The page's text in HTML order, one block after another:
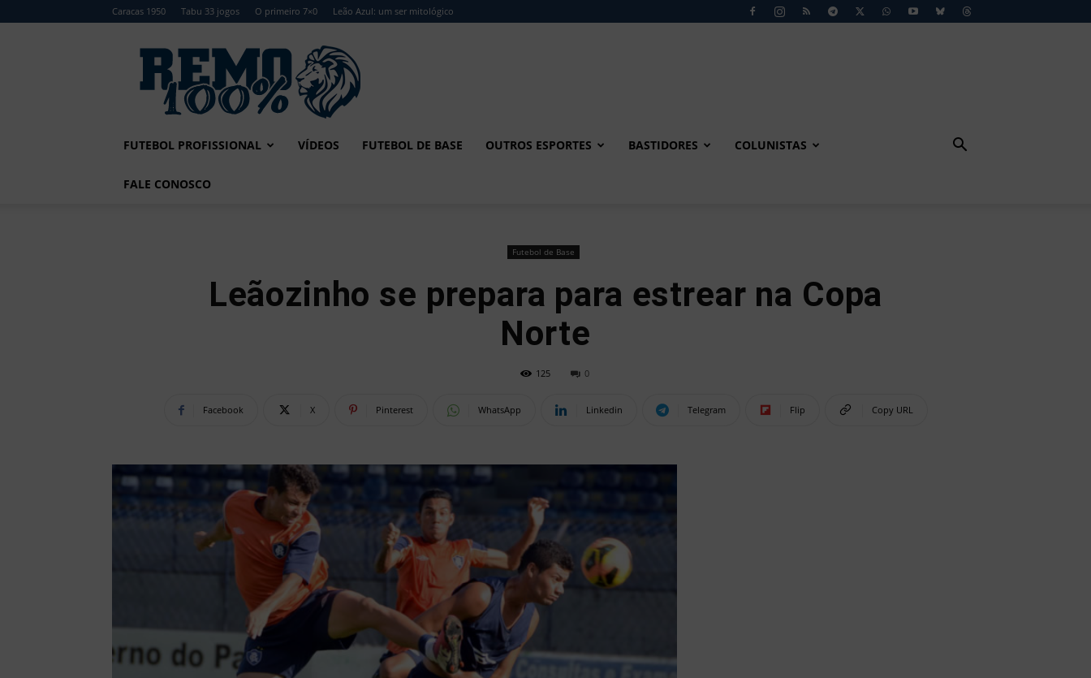
Caracas 1950 Tabu 33 jogos O primeiro 7×0 Leão Azul: um ser mitológico
Remo
FUTEBOL PROFISSIONAL VÍDEOS FUTEBOL DE BASE OUTROS ESPORTES BASTIDORES COLUNISTAS
FALE CONOSCO
Futebol de Base
Leãozinho se prepara para estrear na Copa
Norte
125 0
Facebook X Pinterest WhatsApp Linkedin Telegram Flip Copy URL